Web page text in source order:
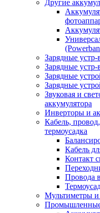
Другие
Зарядные устр-
Зарядные
Зарядные
Зарядные
Звуковая и
аккумулятора
Инверторы и
Кабель,
термоусадка
Кабель
Контакт
Провода
Мультиметры и